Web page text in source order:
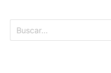
Buscar: